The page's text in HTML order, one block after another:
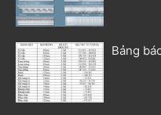
Bảng